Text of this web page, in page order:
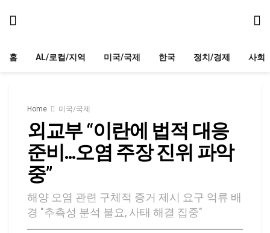
홈 AL/로컬/지역 미국/국제 한국 정치/경제 사회
Home 미국/국제
외교부 “이란에 법적 대응
준비…오염 주장 진위 파악
중”
해양 오염 관련 구체적 증거 제시 요구 억류 배
경 "추측성 분석 불요, 사태 해결 집중"